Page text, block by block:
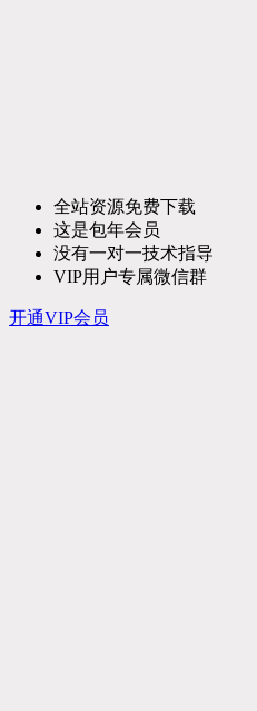
全站资源免费下载
这是包年会员
没有一对一技术指导
VIP用户专属微信群
开通VIP会员